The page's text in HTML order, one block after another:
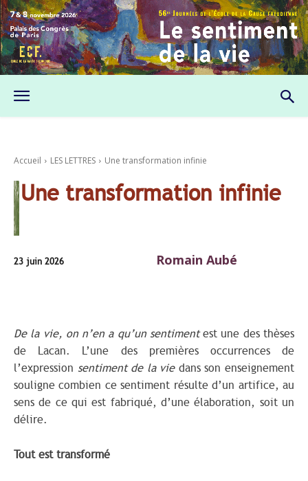
Accueil LES LETTRES Une transformation infinie
Une transformation infinie
23 juin 2026 Romain Aubé
De la vie, on n’en a qu’un sentimentest une des thèses
de Lacan. L’une des premières occurrences de
l’expression sentiment de la viedans son enseignement
souligne combien ce sentiment résulte d’un artifice, au
sens de ce qui est fabriqué, d’une élaboration, soit un
délire.
Tout est transformé